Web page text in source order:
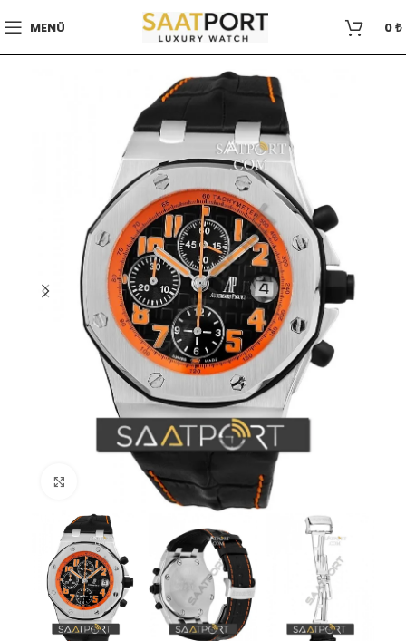
MENÜ 0₺
Büyütmek için tıklayın